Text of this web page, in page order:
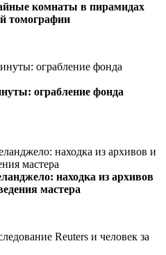
комнаты в пирамидах
томографии
ограбление фонда
находка из архивов
мастера